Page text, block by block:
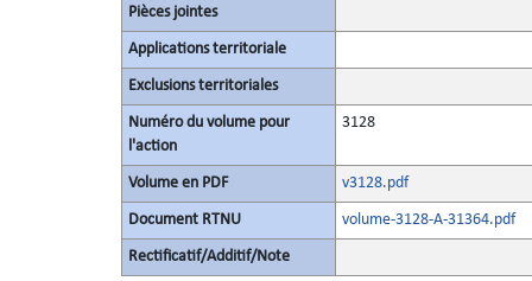
Pièces jointes
Applications territoriale
Exclusions territoriales
Numéro du volume pour
l'action
3128
Volume en PDF v3128.pdf
Document RTNU volume-3128-A-31364.pdf
Rectificatif/Additif/Note